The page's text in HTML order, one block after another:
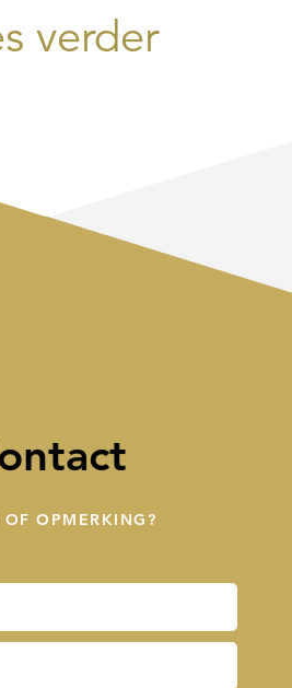
verder
OF OPMERKING?